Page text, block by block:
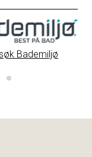
Bademiljø